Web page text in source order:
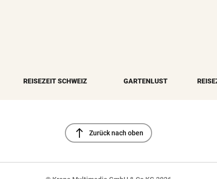
REISEZEIT SCHWEIZ GARTENLUST
north Zurück nach oben